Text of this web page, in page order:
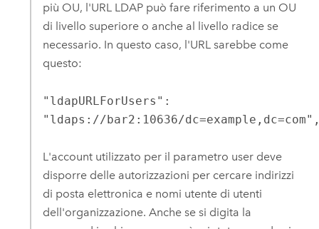
più OU, l'URL LDAP può fare riferimento a un OU
di livello superiore o anche al livello radice se
necessario. In questo caso, l'URL sarebbe come
questo:
"ldapURLForUsers":
"ldaps://bar2:10636/
L'account utilizzato per il parametro user deve
disporre delle autorizzazioni per cercare indirizzi
di posta elettronica e nomi utente di utenti
dell'organizzazione. Anche se si digita la